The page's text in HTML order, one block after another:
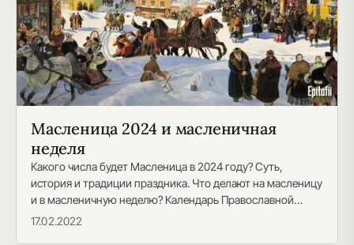
Масленица 2024 и масленичная
неделя
Какого числа будет Масленица в 2024 году? Суть,
история и традиции праздника. Что делают на масленицу
и в масленичную неделю? Календарь Православной…
17.02.2022